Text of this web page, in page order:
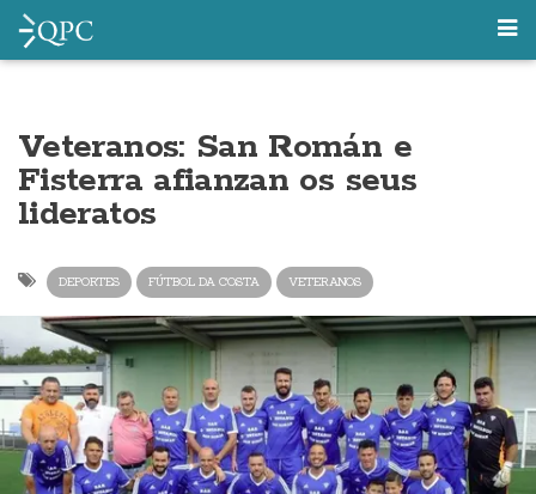
Veteranos: San Román e
Fisterra afianzan os seus
lideratos
DEPORTES FÚTBOL DA COSTA VETERANOS